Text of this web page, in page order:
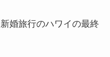
婚旅行のハワイの最終